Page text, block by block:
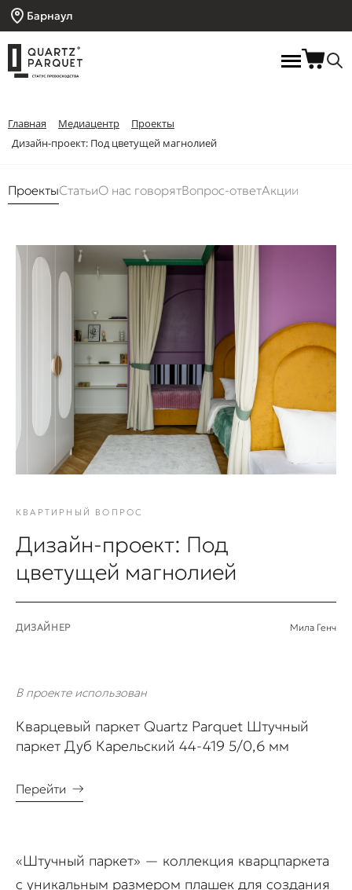
Барнаул
Главная Медиацентр
Проекты
Дизайн-проект: Под цветущей магнолией
ПроектыСтатьиО нас говорятВопрос-ответАкции
КВАРТИРНЫЙ ВОПРОС
Дизайн-проект: Под
цветущей магнолией
ДИЗАЙНЕР Мила Генч
В проекте использован
Кварцевый паркет Quartz Parquet Штучный
паркет Дуб Карельский 44-419 5/0,6 мм
Перейти →
«Штучный паркет» — коллекция кварцпаркета
с уникальным размером плашек для создания